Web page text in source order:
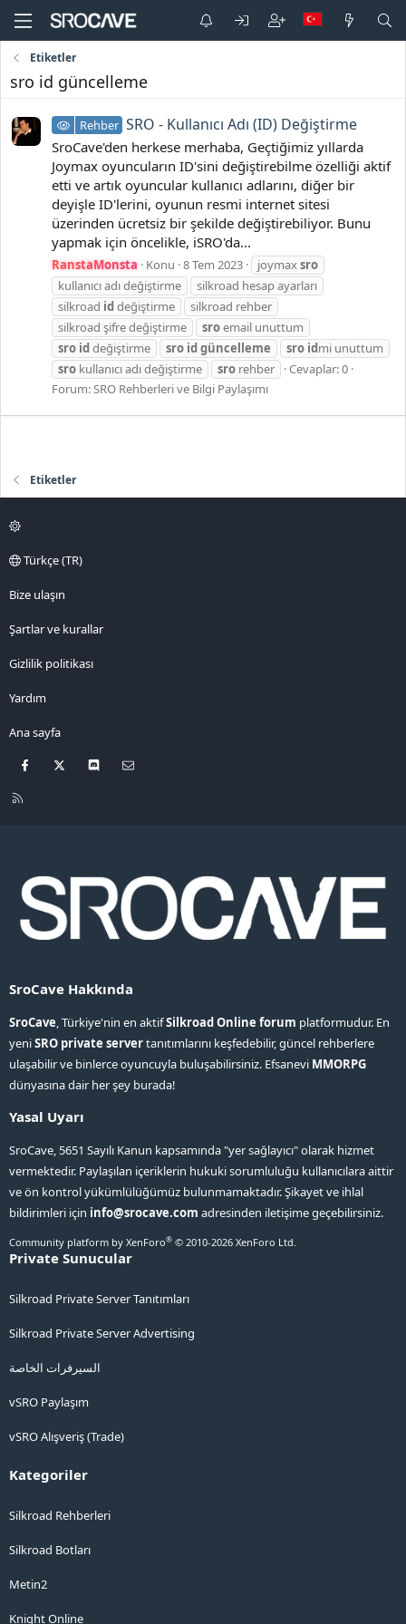
Etiketler
sro id güncelleme
Rehber SRO - Kullanıcı Adı (ID) Değiştirme
SroCave'den herkese merhaba, Geçtiğimiz yıllarda
Joymax oyuncuların ID'sini değiştirebilme özelliği aktif
etti ve artık oyuncular kullanıcı adlarını, diğer bir
deyişle ID'lerini, oyunun resmi internet sitesi
üzerinden ücretsiz bir şekilde değiştirebiliyor. Bunu
yapmak için öncelikle, iSRO'da...
RanstaMonsta Konu 8 Tem 2023 joymaxsro
kullanıcı adı değiştirme
silkroad hesap ayarları
silkroad iddeğiştirme
silkroad rehber
silkroad şifre değiştirme
sroemail unuttum
sro iddeğiştirme sro idgüncelleme sro idmi unuttum
sro kullanıcı adı değiştirme sro rehber
Cevaplar: 0
Forum:SRO Rehberleri ve Bilgi Paylaşımı
Etiketler
Türkçe (TR)
Bize ulaşın
Şartlar ve kurallar
Gizlilik politikası
Yardım
Ana sayfa
Facebook Discord
R
SroCave Hakkında
SroCave, Türkiye'nin en aktifSilkroad Online forum platformudur. En
yeniSRO private servertanıtımlarını keşfedebilir, güncel rehberlere
ulaşabilir ve binlerce oyuncuyla buluşabilirsiniz. Efsanevi MMORPG
dünyasına dair her şey burada!
Yasal Uyarı
SroCave, 5651 Sayılı Kanun kapsamında "yer sağlayıcı" olarak hizmet
vermektedir. Paylaşılan içeriklerin hukuki sorumluluğu kullanıcılara aittir
ve ön kontrol yükümlülüğümüz bulunmamaktadır. Şikayet ve ihlal
bildirimleri için info@srocave.com adresinden iletişime geçebilirsiniz.
Community platform by XenForo® © 2010-2026 XenForo Ltd.
Private Sunucular
Silkroad Private Server Tanıtımları
Silkroad Private Server Advertising
السيرفرات الخاصة
vSRO Paylaşım
vSRO Alışveriş (Trade)
Kategoriler
Silkroad Rehberleri
Silkroad Botları
Metin2
Knight Online